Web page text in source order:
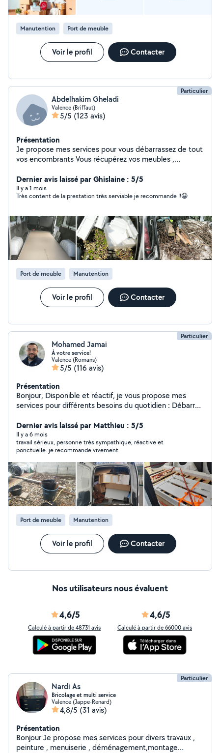
Manutention Port de meuble
Voir le profil Contacter
Particulier
Abdelhakim Gheladi
Valence (Briffaut)
5/5 (123 avis)
Présentation
Je propose mes services pour vous débarrassez de tout
vos encombrants Vous récupérez vos meubles ,
type de manutention lors de vos déménagement Je
loue une shampouineuse injecteur extracteur Je nettoie
vos canapé,matelas,tapis
Dernier avis laissé par Ghislaine : 5/5
Il y a 1 mois
Très content de la prestation très serviable je recommande !!😀
Port de meuble Manutention
Voir le profil Contacter
Particulier
Mohamed Jamai
À votre service!
Valence (Romans)
5/5 (116 avis)
Présentation
Bonjour, Disponible et réactif, je vous propose mes
services pour différents besoins du quotidien : Débarras
électroménager, végétaux, gravats, cartons, etc.).
Montage de meubles : assemblage rapide et soigné de
vos meubles. Retrait et livraison : récupération de
meubles, colis ou achats en magasin et transport jusqu'à
votre domicile. Manutention et aide au déménagement
: déplacement de meubles, réorganisation d'espaces,
chargement et déchargement. Service événementiel :
serveur pour mariages, anniversaires, réceptions et
autres événements. Ménage et entretien : aide
ponctuelle ou régulière pour l'entretien de votre
logement. Je m'engage à fournir un travail sérieux,
soigné et efficace, avec une réponse rapide à toutes
vos demandes. N'hésitez pas à me contacter pour
échanger sur votre besoin. À bientôt !
Dernier avis laissé par Matthieu : 5/5
Il y a 6 mois
travail sérieux, personne très sympathique, réactive et
ponctuelle. je recommande vivement
Port de meuble Manutention
Voir le profil Contacter
Nos utilisateurs nous évaluent
4,6/5
Calculé à partir de 48731 avis
4,6/5
Calculé à partir de 66000 avis
Particulier
Nardi As
Bricolage et multi service
Valence (Jappe-Renard)
4,8/5 (31 avis)
Présentation
Bonjour Je propose mes services pour divers travaux ,
peinture , menuiserie , déménagement,montage